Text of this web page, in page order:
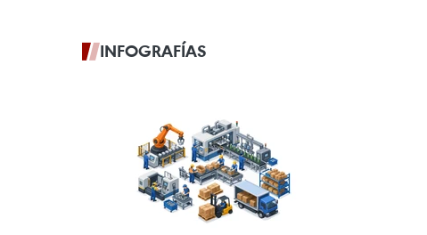
INFOGRAFÍAS